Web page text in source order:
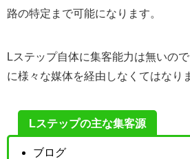
路の特定まで可能になります。
Lステップ自体に集客能力は無いの
に様々な媒体を経由しなくてはなり
Lステップの主な集客源
ブログ